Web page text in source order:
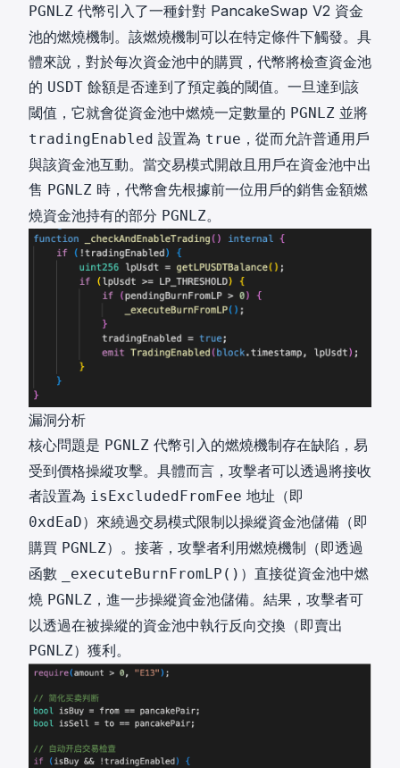
PGNLZ 代幣引入了一種針對 PancakeSwap V2 資金
池的燃燒機制。該燃燒機制可以在特定條件下觸發。具
體來說，對於每次資金池中的購買，代幣將檢查資金池
的 USDT 餘額是否達到了預定義的閾值。一旦達到該
閾值，它就會從資金池中燃燒一定數量的 PGNLZ 並將
tradingEnabled 設置為 true ，從而允許普通用戶
與該資金池互動。當交易模式開啟且用戶在資金池中出
售 PGNLZ 時，代幣會先根據前一位用戶的銷售金額燃
燒資金池持有的部分 PGNLZ。
漏洞分析
核心問題是 PGNLZ 代幣引入的燃燒機制存在缺陷，易
受到價格操縱攻擊。具體而言，攻擊者可以透過將接收
者設置為 isExcludedFromFee 地址（即
0xdEaD）來繞過交易模式限制以操縱資金池儲備（即
購買 PGNLZ）。接著，攻擊者利用燃燒機制（即透過
函數
_executeBurnFromLP() ）直接從資金池中燃
燒 PGNLZ ，進一步操縱資金池儲備。結果，攻擊者可
以透過在被操縱的資金池中執行反向交換（即賣出
PGNLZ）獲利。